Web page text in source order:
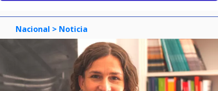
Nacional > Noticia